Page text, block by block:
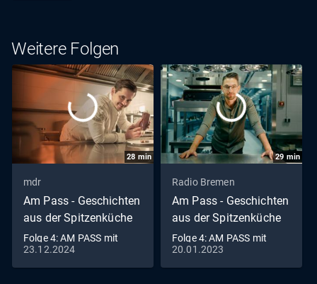
Teamgeist stärkt. Ein Beispiel für Douce Steiners
kulinarische Kunst ist ihre Neuinterpretation der
französischen Bouillabaisse. Mit klaren Aromen und einer
modernen Eleganz verleiht sie der traditionellen
Fischsuppe einen frischen Kick - kombiniert mit Mango
für eine außergewöhnliche Geschmackserfahrung. Für
Douce Steiner beginnt der Tag mit Gedanken ums Essen,
die sie bei ihrem morgendlichen Schwimmtraining noch
weiter vertieft.
Weitere Folgen
28 min
mdr
Am Pass - Geschichten
aus der Spitzenküche
Folge 4: AM PASS mit
Peter Wirbel midi St.
Ingbert (S04/E04)
23.12.2024
29 min
Radio Bremen
Am Pass - Geschichten
aus der Spitzenküche
Folge 4: AM PASS mit
Benjamin Gallein
Hannover (S02/E04)
20.01.2023